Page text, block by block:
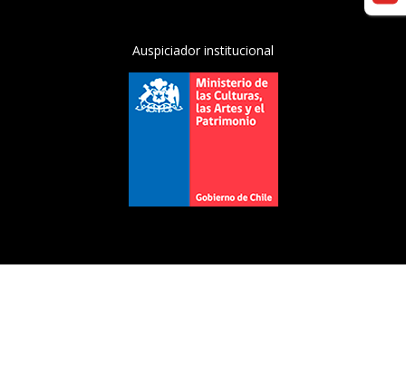
Auspiciador institucional